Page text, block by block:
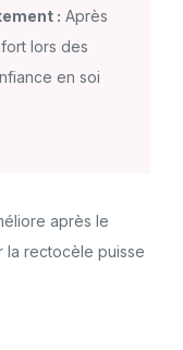
: Après
lors des
en soi
après le
la rectocèle puisse